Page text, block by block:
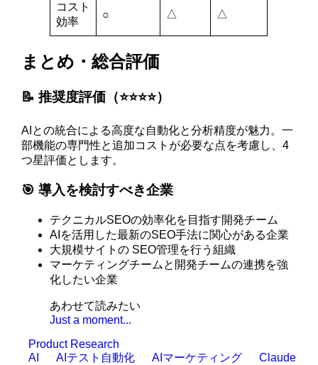
コスト
効率
○ △ △
まとめ・総合評価
📝 推奨度評価（⭐️⭐️⭐️⭐️）
AIとの統合による高度な自動化と分析精度が魅力。一
部機能の専門性と追加コストが必要な点を考慮し、4
つ星評価とします。
🎯 導入を検討すべき企業
テクニカルSEOの効率化を目指す開発チーム
AIを活用した最新のSEO手法に関心がある企業
大規模サイトの SEO管理を行う組織
マーケティングチームと開発チームの連携を強
化したい企業
あわせて読みたい
Just a moment...
Product Research
AI
AIテスト自動化 AIマーケティング
Claude